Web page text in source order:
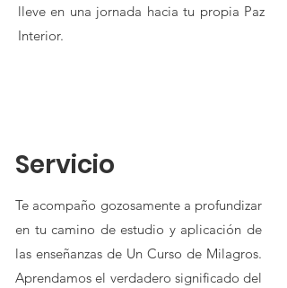
lleve en una jornada hacia tu propia Paz
Interior.
Servicio
Te acompaño gozosamente a profundizar
en tu camino de estudio y aplicación de
las enseñanzas de Un Curso de Milagros.
Aprendamos el verdadero significado del